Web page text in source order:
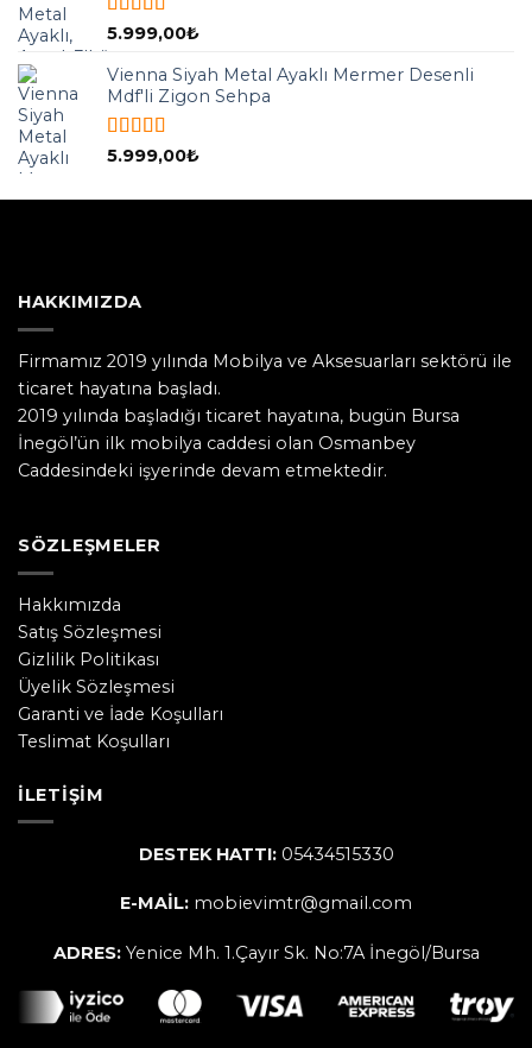
5 üzerinden
5.999,00₺
Vienna Siyah Metal Ayaklı Mermer Desenli
Mdf'li Zigon Sehpa
5 üzerinden
5.999,00₺
HAKKIMIZDA
Firmamız 2019 yılında Mobilya ve Aksesuarları sektörü ile
ticaret hayatına başladı.
2019 yılında başladığı ticaret hayatına, bugün Bursa
İnegöl’ün ilk mobilya caddesi olan Osmanbey
Caddesindeki işyerinde devam etmektedir.
SÖZLEŞMELER
Hakkımızda
Satış Sözleşmesi
Gizlilik Politikası
Üyelik Sözleşmesi
Garanti ve İade Koşulları
Teslimat Koşulları
İLETIŞIM
DESTEK HATTI:05434515330
E-MAİL: mobievimtr@gmail.com
ADRES: Yenice Mh. 1.Çayır Sk. No:7A İnegöl/Bursa